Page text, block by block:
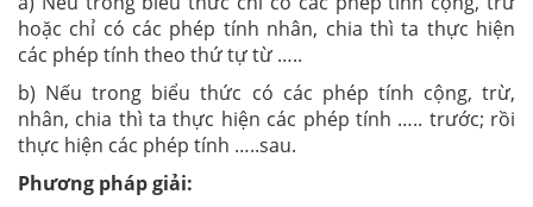
hoặc chỉ có các phép tính nhân, chia thì ta thực hiện
các phép tính theo thứ tự từ …..
b) Nếu trong biểu thức có các phép tính cộng, trừ,
nhân, chia thì ta thực hiện các phép tính ….. trước; rồi
thực hiện các phép tính …..sau.
Phương pháp giải: